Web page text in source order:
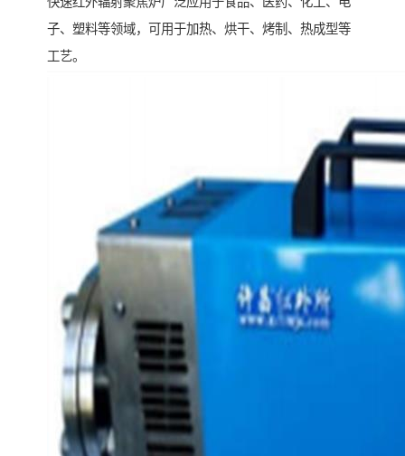
子、塑料等领域，可用于加热、烘干、烤制、热成型等
工艺。